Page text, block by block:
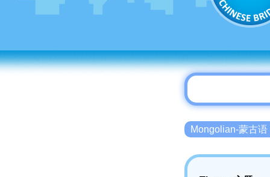
Mongolian-蒙古语